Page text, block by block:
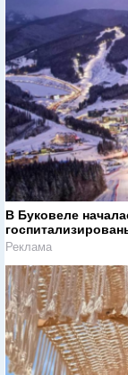
В Буковеле
Реклама